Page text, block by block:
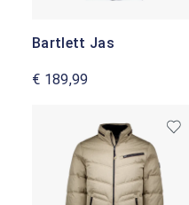
Bartlett Jas
€ 189,99